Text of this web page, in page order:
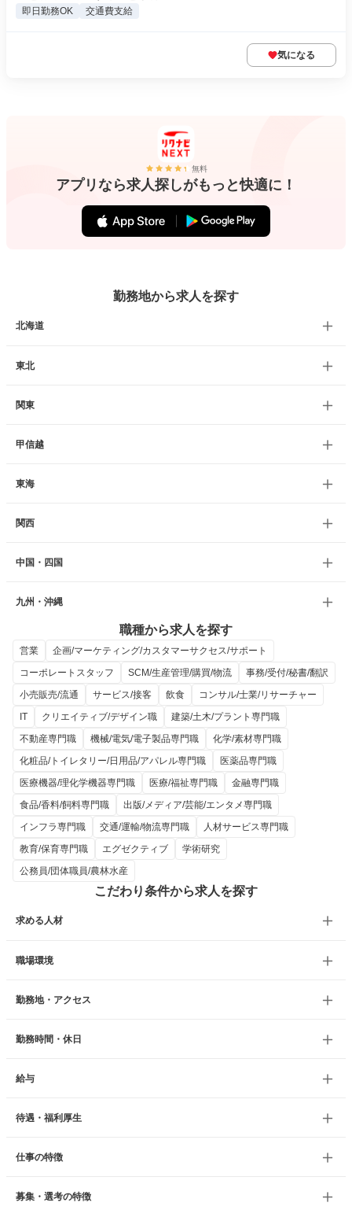
即日勤務OK 交通費支給
気になる
無料
アプリなら求人探しがもっと快適に！
勤務地から求人を探す
北海道
東北
関東
甲信越
東海
関西
中国・四国
九州・沖縄
職種から求人を探す
営業
企画/マーケティング/カスタマーサクセス/サポート
コーポレートスタッフ
SCM/生産管理/購買/物流
事務/受付/秘書/翻訳
小売販売/流通
サービス/接客 飲食
コンサル/士業/リサーチャー
IT
クリエイティブ/デザイン職
建築/土木/プラント専門職
不動産専門職
機械/電気/電子製品専門職
化学/素材専門職
化粧品/トイレタリー/日用品/アパレル専門職
医薬品専門職
医療機器/理化学機器専門職
医療/福祉専門職
金融専門職
食品/香料/飼料専門職
出版/メディア/芸能/エンタメ専門職
インフラ専門職
交通/運輸/物流専門職
人材サービス専門職
教育/保育専門職
エグゼクティブ
学術研究
公務員/団体職員/農林水産
こだわり条件から求人を探す
求める人材
職場環境
勤務地・アクセス
勤務時間・休日
給与
待遇・福利厚生
仕事の特徴
募集・選考の特徴